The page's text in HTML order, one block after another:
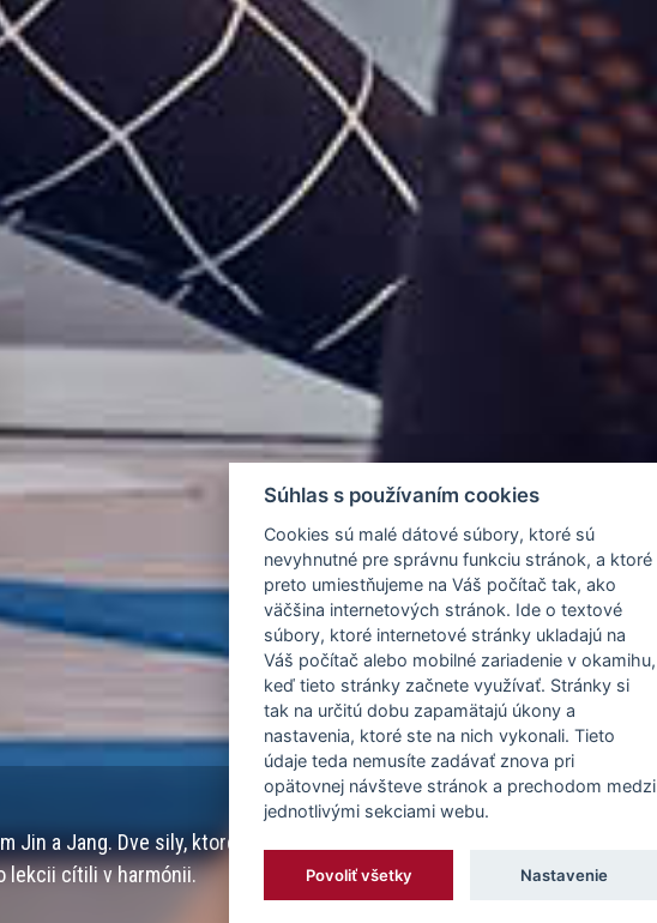
a Jang. Dve sily, ktoré sa navzájom
lekcii cítili v harmónii.
Súhlas s používaním cookies
Cookies sú malé dátové súbory, ktoré sú
nevyhnutné pre správnu funkciu stránok, a ktoré
preto umiestňujeme na Váš počítač tak, ako
väčšina internetových stránok. Ide o textové
súbory, ktoré internetové stránky ukladajú na
Váš počítač alebo mobilné zariadenie v okamihu,
keď tieto stránky začnete využívať. Stránky si
tak na určitú dobu zapamätajú úkony a
nastavenia, ktoré ste na nich vykonali. Tieto
údaje teda nemusíte zadávať znova pri
opätovnej návšteve stránok a prechodom medzi
jednotlivými sekciami webu.
Povoliť všetky Nastavenie